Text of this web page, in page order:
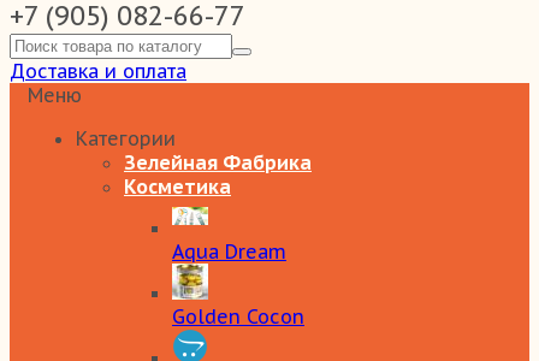
+7 (905) 082-66-77
Доставка и оплата
Меню
Категории
Зелейная Фабрика
Косметика
Aqua Dream
Golden Cocon